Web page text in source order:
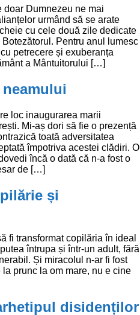
doar Dumnezeu ne mai
urmând să se arate
cu cele două zile dedicate
Pentru anul lumesc
petrecere și exuberanța
a Mântuitorului […]
loc inaugurarea marii
Mi-aș dori să fie o prezență
toată adversitatea
împotriva acestei clădiri. O
încă o dată că n-a fost o
de […]
și
fi transformat copilăria în ideal
întrupa și într-un adult, fără
Și miracolul n-ar fi fost
prunc la om mare, nu e cine
disidenților